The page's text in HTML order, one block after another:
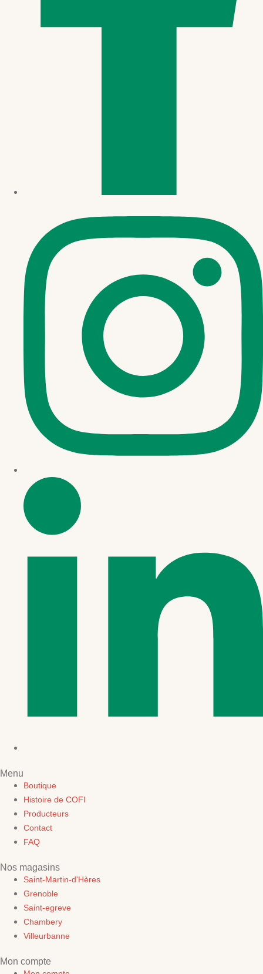
Menu
Boutique
Histoire de COFI
Producteurs
Contact
FAQ
Nos magasins
Saint-Martin-d'Hères
Grenoble
Saint-egreve
Chambery
Villeurbanne
Mon compte